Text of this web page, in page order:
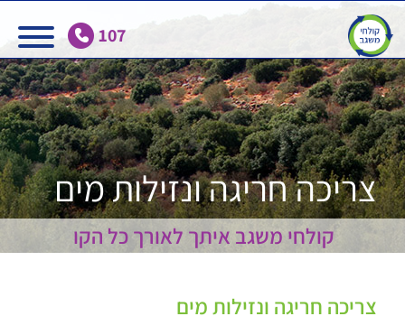
Skip
to
content
107
צריכה חריגה ונזילות מים
קולחי משגב איתך לאורך כל הקו
צריכה חריגה ונזילות מים